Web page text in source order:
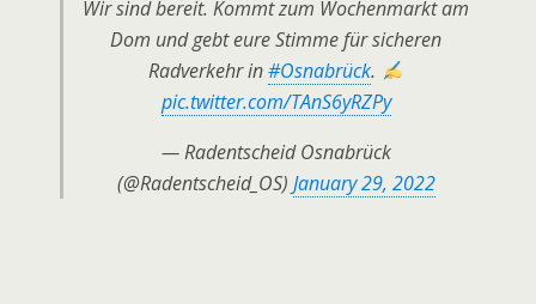
Wir sind bereit. Kommt zum Wochenmarkt am
Dom und gebt eure Stimme für sicheren
Radverkehr in#Osnabrück.
pic.twitter.com/TAnS6yRZPy
— Radentscheid Osnabrück
(@Radentscheid_OS) January 29, 2022